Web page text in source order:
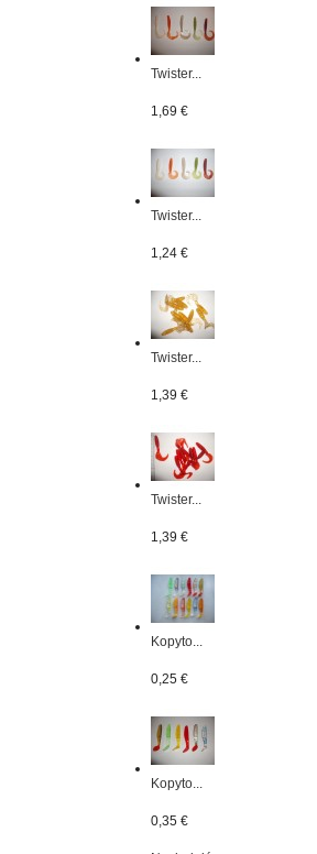
Twister...
1,69 €
Twister...
1,24 €
Twister...
1,39 €
Twister...
1,39 €
Kopyto...
0,25 €
Kopyto...
0,35 €